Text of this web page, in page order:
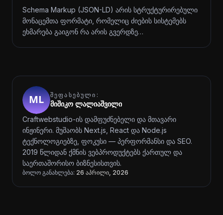
Schema Markup (JSON-LD) არის სტრუქტურირებული
მონაცემთა ფორმატი, რომელიც ძიების სისტემებს
ეხმარება გაიგონ რა არის გვერდზე…
ᲨᲔᲤᲐᲡᲔᲑᲣᲚᲘ:
მიშიკო ლალიაშვილი
Craftwebstudio-ის დამფუძნებელი და მთავარი
ინჟინერი. მუშაობს Next.js, React და Node.js
ტექნოლოგიებზე, ფოკუსი — პერფორმანსი და SEO.
2019 წლიდან ქმნის ვებპროდუქტებს ქართულ და
საერთაშორისო ბიზნესისთვის.
ბოლო განახლება: 26 აპრილი, 2026